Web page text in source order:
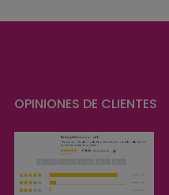
OPINIONES DE CLIENTES